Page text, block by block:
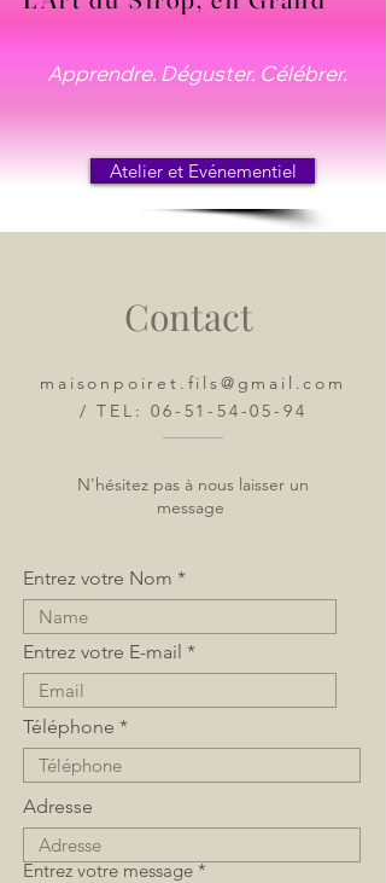
Apprendre. Déguster. Célébrer.
Atelier et Evénementiel
Contact
maisonpoiret . fils@gmail.com
/ TEL:06-51-54-05-94
N'hésitez pas à nous laisser un
message
Entrez votre Nom
Entrez votre E-mail
Téléphone
Adresse
Entrez votre message